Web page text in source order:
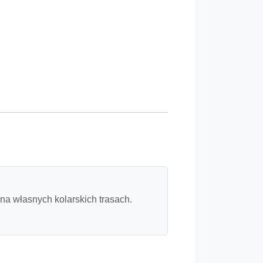
własnych kolarskich trasach.